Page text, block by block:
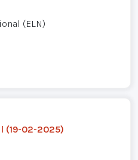
(ELN)
(19-02-2025)